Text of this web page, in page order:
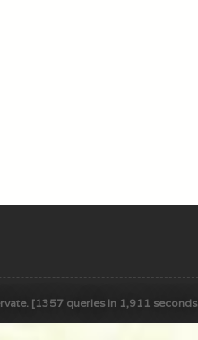
[1357 queries in 1,911